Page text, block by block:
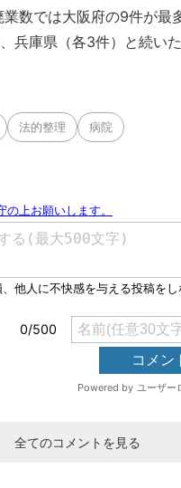
数では大阪府の9件が最
兵庫県（各3件）と続いた
法的整理 病院
全てのコメントを見る